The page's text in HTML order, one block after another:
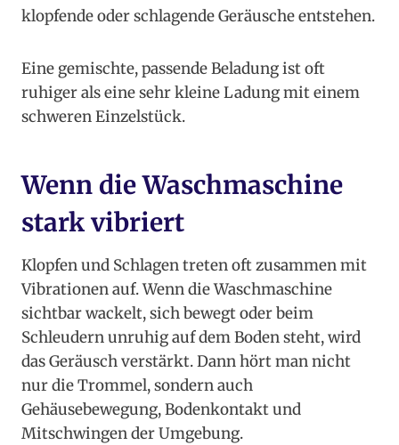
klopfende oder schlagende Geräusche entstehen.
Eine gemischte, passende Beladung ist oft
ruhiger als eine sehr kleine Ladung mit einem
schweren Einzelstück.
Wenn die Waschmaschine
stark vibriert
Klopfen und Schlagen treten oft zusammen mit
Vibrationen auf. Wenn die Waschmaschine
sichtbar wackelt, sich bewegt oder beim
Schleudern unruhig auf dem Boden steht, wird
das Geräusch verstärkt. Dann hört man nicht
nur die Trommel, sondern auch
Gehäusebewegung, Bodenkontakt und
Mitschwingen der Umgebung.